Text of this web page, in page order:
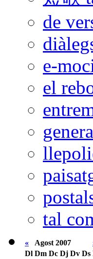
de
e-
el
tal
« Agost 2007
Dl Dm Dc Dj Dv Ds